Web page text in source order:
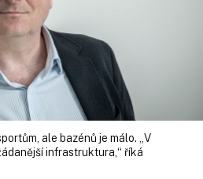
ale bazénů je málo. „V
infrastruktura,“ říká